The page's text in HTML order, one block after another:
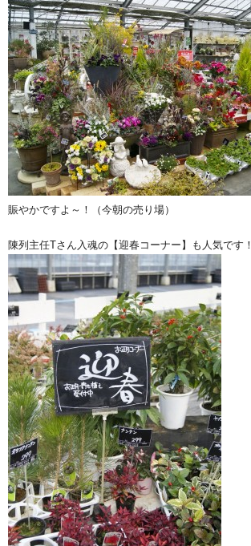
賑やかですよ～！（今朝の売り場）
陳列主任Tさん入魂の【迎春コーナー】も人気です！